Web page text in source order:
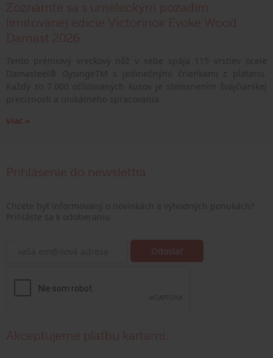
Zoznámte sa s umeleckým pozadím
limitovanej edície Victorinox Evoke Wood
Damast 2026
viac »
Prihlásenie do newslettra
Akceptujeme platbu kartami: